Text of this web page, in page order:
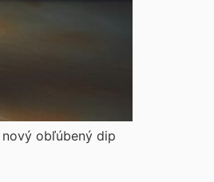
obľúbený dip